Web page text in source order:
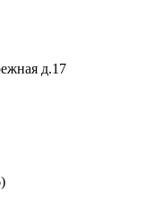
д.17